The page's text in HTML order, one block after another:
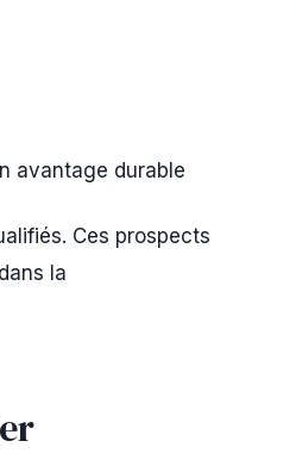
avantage durable
Ces prospects
la